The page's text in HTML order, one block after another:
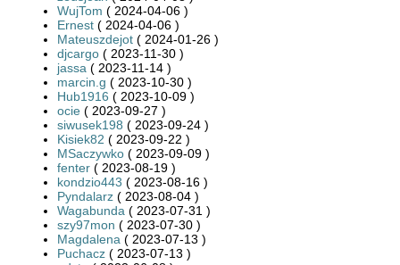
WujTom ( 2024-04-06 )
Ernest ( 2024-04-06 )
Mateuszdejot ( 2024-01-26 )
djcargo ( 2023-11-30 )
jassa ( 2023-11-14 )
marcin.g ( 2023-10-30 )
Hub1916 ( 2023-10-09 )
ocie ( 2023-09-27 )
siwusek198 ( 2023-09-24 )
Kisiek82 ( 2023-09-22 )
MSaczywko ( 2023-09-09 )
fenter ( 2023-08-19 )
kondzio443 ( 2023-08-16 )
Pyndalarz ( 2023-08-04 )
Wagabunda ( 2023-07-31 )
szy97mon ( 2023-07-30 )
Magdalena ( 2023-07-13 )
Puchacz ( 2023-07-13 )